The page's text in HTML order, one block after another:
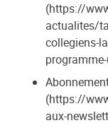
(https://
actualites/
collegiens-
(https://
aux-